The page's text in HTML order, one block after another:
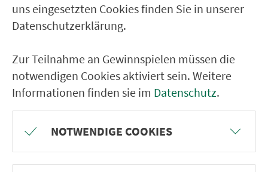
Ver­bin­dungen
Abfahrten
Tickets & Preise
Fahr­plan­ände­rungen
uns eingesetzten Cookies finden Sie in unserer
Datenschutzerklärung.
Zur Teilnahme an Gewinnspielen müssen die
notwendigen Cookies aktiviert sein. Weitere
Informationen finden sie im Datenschutz.
NOTWENDIGE COOKIES